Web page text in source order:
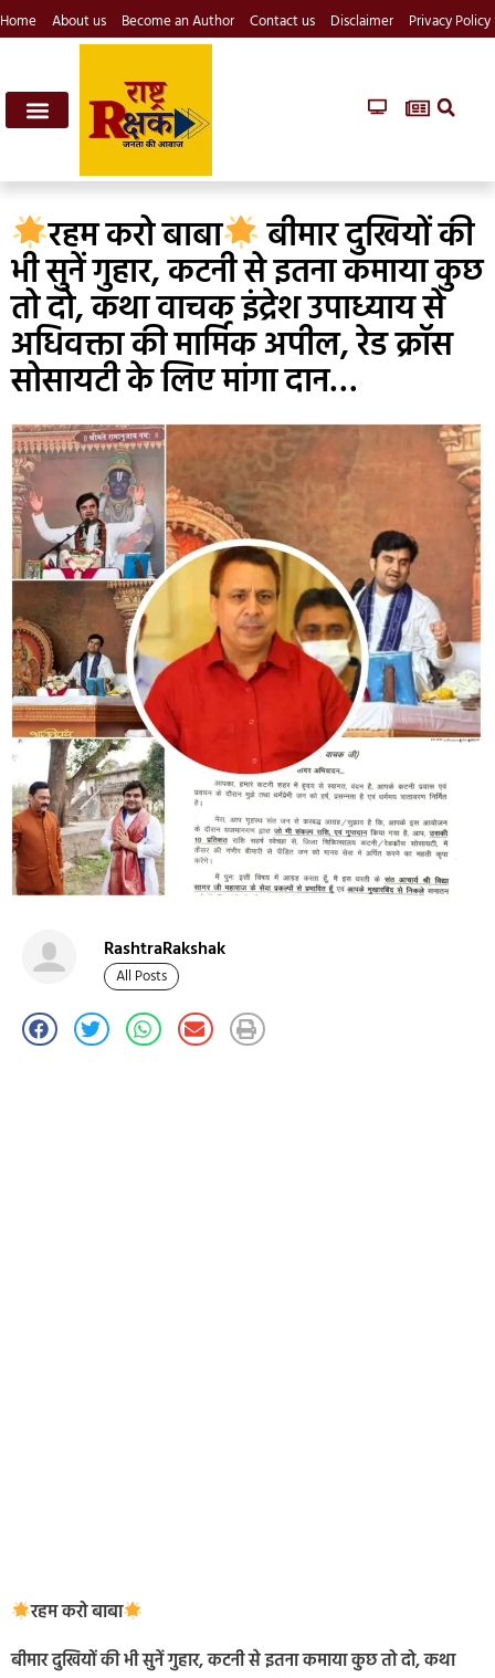
Home About us Become an Author Contact us Disclaimer Privacy Policy
रहम करो बाबा बीमार दुखियों की
भी सुनें गुहार, कटनी से इतना कमाया कुछ
तो दो, कथा वाचक इंद्रेश उपाध्याय से
अधिवक्ता की मार्मिक अपील, रेड क्रॉस
सोसायटी के लिए मांगा दान…
RashtraRakshak
All Posts
रहम करो बाबा
बीमार दुखियों की भी सुनें गुहार, कटनी से इतना कमाया कुछ तो दो, कथा